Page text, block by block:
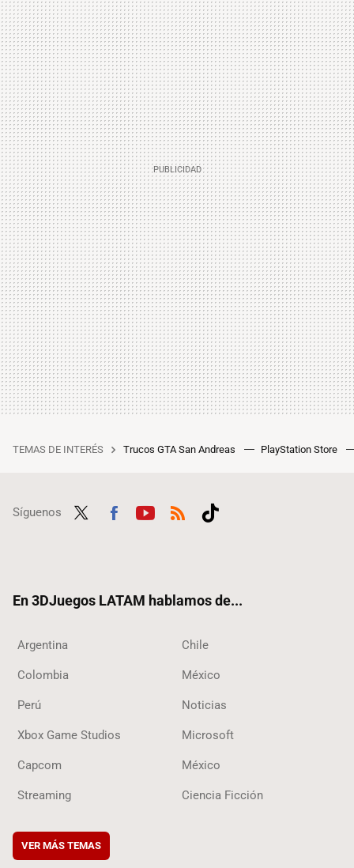
TEMAS DE INTERÉS Trucos GTA San Andreas PlayStation Store
Síguenos
En 3DJuegos LATAM hablamos de...
Argentina Chile
Colombia México
Perú Noticias
Xbox Game Studios Microsoft
Capcom México
Streaming Ciencia Ficción
VER MÁS TEMAS